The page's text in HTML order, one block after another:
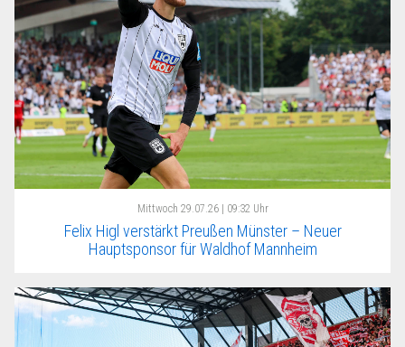
Mittwoch 29.07.26 | 09:32 Uhr
Felix Higl verstärkt Preußen Münster – Neuer
Hauptsponsor für Waldhof Mannheim